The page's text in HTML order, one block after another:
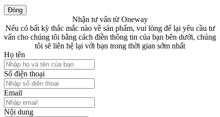
Đóng
Nhận tư vấn từ Oneway
Nếu có bất kỳ thắc mắc nào về sản phẩm, vui lòng để lại yêu cầu tư
vấn cho chúng tôi bằng cách điền thông tin của bạn bên dưới, chúng
tôi sẽ liên hệ lại với bạn trong thời gian sớm nhất
Họ tên
Số điện thoại
Email
Nội dung